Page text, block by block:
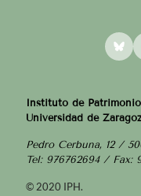
Instituto de
Universidad de
Pedro Cerbuna, 12 /
Tel: 976762694 / Fax:
© 2020 IPH.